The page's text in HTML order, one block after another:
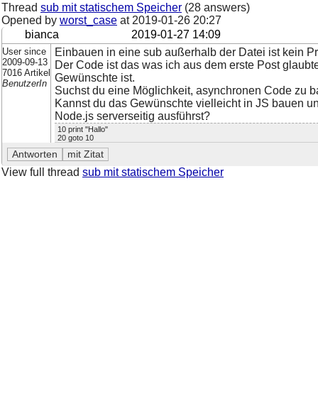
Thread sub mit statischem Speicher (28 answers)
Opened by worst_case at 2019-01-26 20:27
bianca
2019-01-27 14:09
User since
2009-09-13
7016 Artikel
BenutzerIn
Einbauen in eine sub außerhalb der Datei ist kein
Der Code ist das was ich aus dem erste Post
Gewünschte ist.
Suchst du eine Möglichkeit, asynchronen Code zu
Kannst du das Gewünschte vielleicht in JS bauen
Node.js serverseitig ausführst?
10 print "Hallo"
20 goto 10
View full thread sub mit statischem Speicher